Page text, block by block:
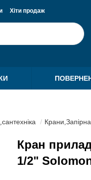
Хіти продаж
Кран
1/2"